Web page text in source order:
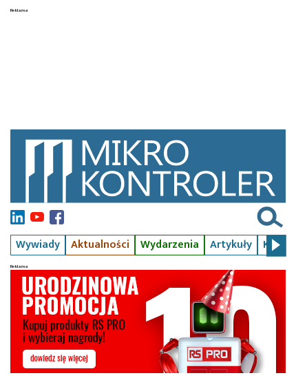
Wywiady Aktualności Wydarzenia Artykuły Kursy